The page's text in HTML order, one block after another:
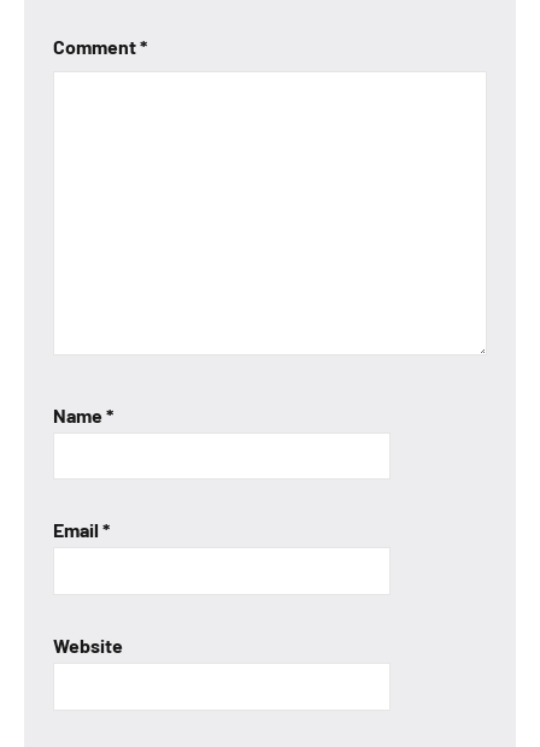
Comment*
Name*
Email *
Website